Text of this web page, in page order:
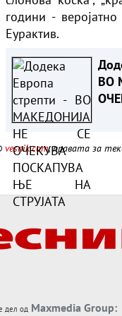
години -
Еурактив.
ВО
vesnik.com, правата за
дел од Maxmedia Group: